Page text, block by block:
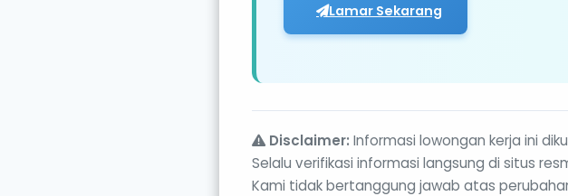
Lamar Sekarang
Disclaimer: Informasi lowongan kerja ini
Selalu verifikasi informasi langsung di situs
Kami tidak bertanggung jawab atas